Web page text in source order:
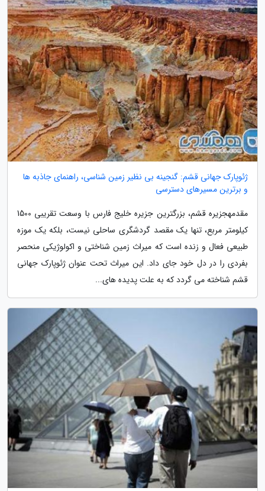
ژئوپارک جهانی قشم: گنجینه بی نظیر زمین شناسی، راهنمای جاذبه ها
و برترین مسیرهای دسترسی
مقدمهجزیره قشم، بزرگترین جزیره خلیج فارس با وسعت تقریبی 1500
کیلومتر مربع، تنها یک مقصد گردشگری ساحلی نیست، بلکه یک موزه
طبیعی فعال و زنده است که میراث زمین شناختی و اکولوژیکی منحصر
بفردی را در دل خود جای داد. این میراث تحت عنوان ژئوپارک جهانی
قشم شناخته می گردد که به علت پدیده های...